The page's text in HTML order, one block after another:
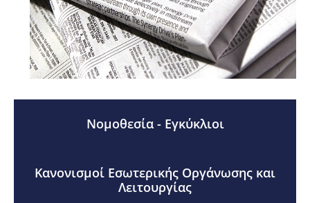
Νομοθεσία - Εγκύκλιοι
Κανονισμοί Εσωτερικής Οργάνωσης και
Λειτουργίας